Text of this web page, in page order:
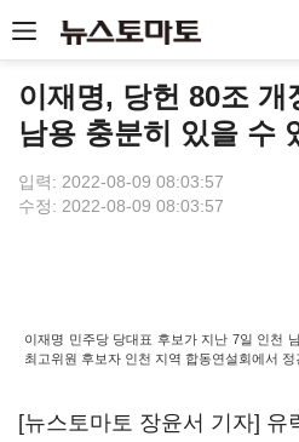
이재명, 당헌 80조 개
남용 충분히 있을 수
입력: 2022-08-09 08:03:57
수정: 2022-08-09 08:03:57
이재명 민주당 당대표 후보가 지난 7일 인천
최고위원 후보자 인천 지역 합동연설회에서
[뉴스토마토 장윤서 기자] 유